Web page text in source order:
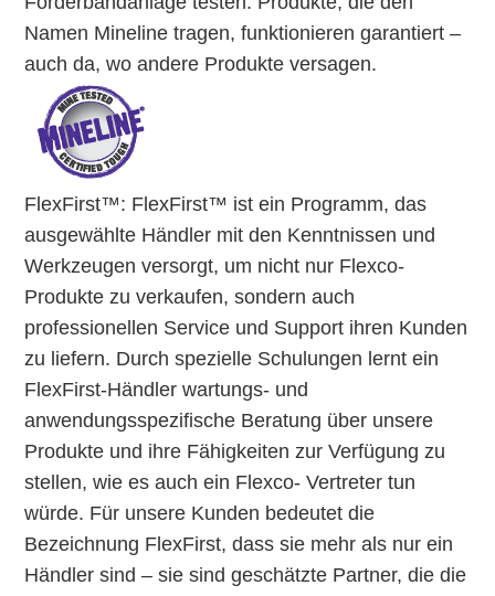
Namen Mineline tragen, funktionieren garantiert –
auch da, wo andere Produkte versagen.
FlexFirst™: FlexFirst™ ist ein Programm, das
ausgewählte Händler mit den Kenntnissen und
Werkzeugen versorgt, um nicht nur Flexco-
Produkte zu verkaufen, sondern auch
professionellen Service und Support ihren Kunden
zu liefern. Durch spezielle Schulungen lernt ein
FlexFirst-Händler wartungs- und
anwendungsspezifische Beratung über unsere
Produkte und ihre Fähigkeiten zur Verfügung zu
stellen, wie es auch ein Flexco- Vertreter tun
würde. Für unsere Kunden bedeutet die
Bezeichnung FlexFirst, dass sie mehr als nur ein
Händler sind – sie sind geschätzte Partner, die die